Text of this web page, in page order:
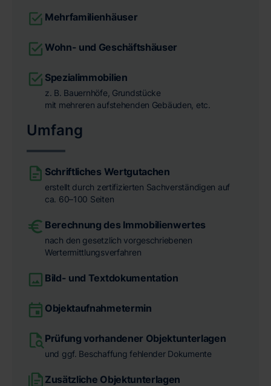
Mehrfamilienhäuser
Wohn- und Geschäftshäuser
Spezialimmobilien
z. B. Bauernhöfe, Grundstücke
mit mehreren aufstehenden Gebäuden, etc.
Umfang
Schriftliches Wertgutachen
erstellt durch zertifizierten Sachverständigen auf
ca. 60–100 Seiten
Berechnung des Immobilienwertes
nach den gesetzlich vorgeschriebenen
Wertermittlungsverfahren
Bild- und Textdokumentation
Objektaufnahmetermin
Prüfung vorhandener Objektunterlagen
und ggf. Beschaffung fehlender Dokumente
Zusätzliche Objektunterlagen